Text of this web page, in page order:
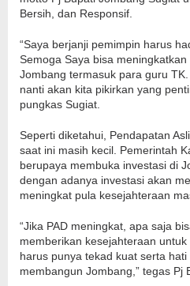
Bersih, dan Responsif.
“Saya berjanji pemimpin harus
Semoga Saya bisa
Jombang termasuk para guru
nanti akan kita pikirkan yang
pungkas Sugiat.
Seperti diketahui, Pendapatan
saat ini masih kecil. Pemerintah
berupaya membuka investasi di
dengan adanya investasi akan
meningkat pula kesejahteraan
“Jika PAD meningkat, apa saja
memberikan kesejahteraan
harus punya tekad kuat serta
membangun Jombang,” tegas Pj